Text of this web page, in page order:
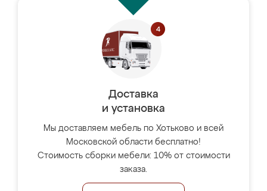
Доставка
и установка
Мы доставляем мебель по Хотьково и всей
Московской области бесплатно!
Стоимость сборки мебели: 10% от стоимости
заказа.